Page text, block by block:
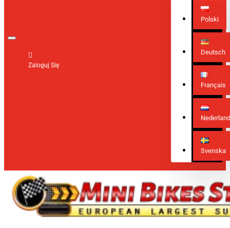
Zaloguj Się
Polski
Deutsch
Français
Svenska